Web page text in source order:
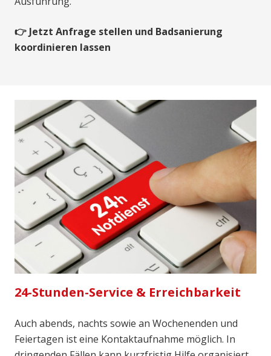
👉 Jetzt Anfrage stellen und Badsanierung
koordinieren lassen
24-Stunden-Service & Erreichbarkeit
Auch abends, nachts sowie an Wochenenden und
Feiertagen ist eine Kontaktaufnahme möglich. In